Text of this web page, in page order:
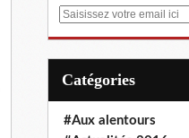
E
Catégories
#Aux alentours